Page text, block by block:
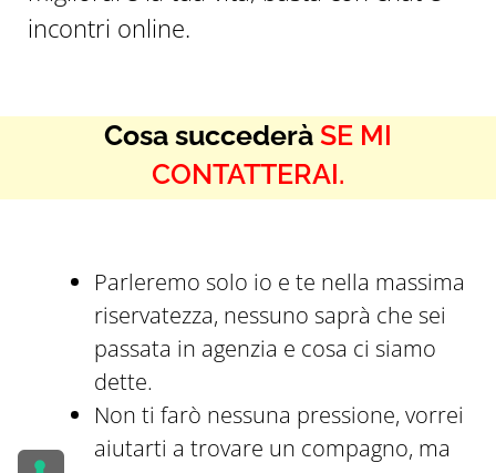
incontri online.
Cosa succederà SE MI
CONTATTERAI.
Parleremo solo io e te nella massima
riservatezza, nessuno saprà che sei
passata in agenzia e cosa ci siamo
dette.
Non ti farò nessuna pressione, vorrei
aiutarti a trovare un compagno, ma